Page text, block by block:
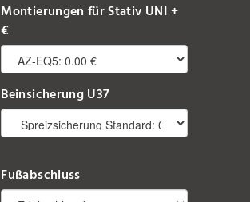
Montierungen für Stativ UNI +
€
Beinsicherung U37
Fußabschluss